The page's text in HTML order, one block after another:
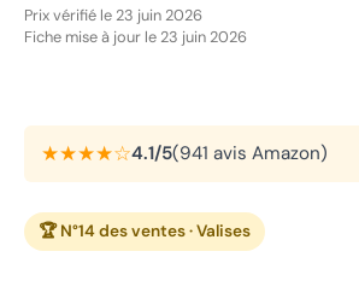
Prix vérifié le 23 juin 2026
Fiche mise à jour le 23 juin 2026
★★★★☆4.1/5(941 avis Amazon)
🏆 N°14 des ventes · Valises